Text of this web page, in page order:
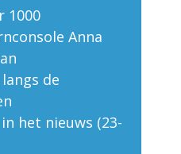
1000
Anna
de
het nieuws (23-